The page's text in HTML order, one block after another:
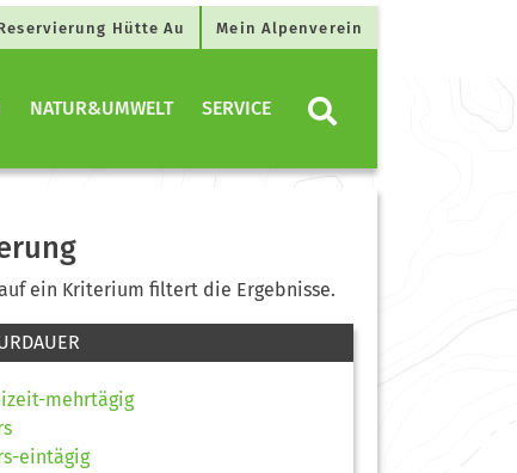
Hütte Au Mein Alpenverein
NATUR&UMWELT SERVICE
ein Kriterium filtert die Ergebnisse.
mehrtägig
eintägig